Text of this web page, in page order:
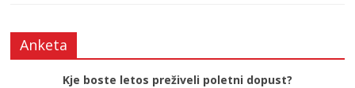
Anketa
Kje boste letos preživeli poletni dopust?